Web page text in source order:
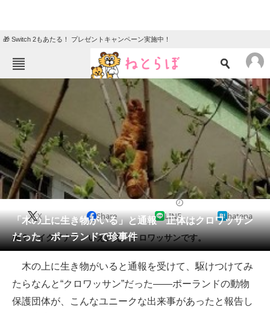
🎁 Switch 2もあたる！ プレゼントキャンペーン実施中！
ねとらぼメニュー
ニュース
エンタメ クイズ
グルメ 地域
住まい 教育・育児
動物 リサーチ
会員記事
メディア
注目記事を集めた総合ページ
ITの今と未来を見通す
「木の上に生き物がいる」と通報 正体はクロワッサン
だった ポーランドで珍事件
X Share LINE hatena
鳥？ イグアナ？ いえいえ、クロワッサンです。
木の上に生き物がいると通報を受けて、駆けつけてみ
たらなんと“クロワッサン”だった――ポーランドの動物
保護団体が、こんなユニークな出来事があったと報告し